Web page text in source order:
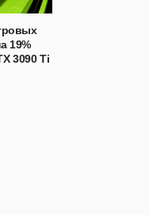
19%
3090 Ti